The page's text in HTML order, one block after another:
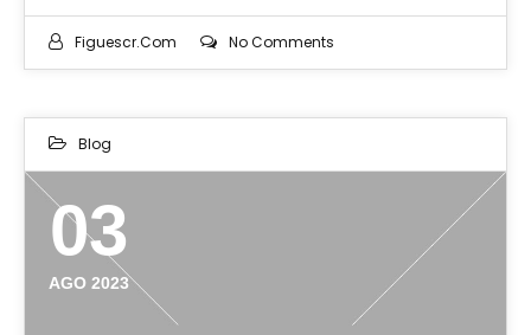
Figuescr.com No Comments
Blog
03
AGO 2023